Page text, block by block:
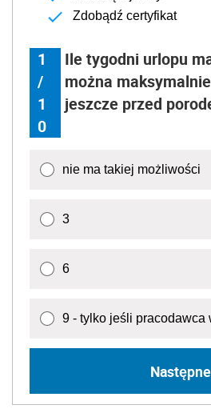
Zdobądź certyfikat
1
/
1
0
Ile tygodni urlopu
można
jeszcze przed
nie ma takiej możliwości
3
6
9 - tylko jeśli pracodawca
Następne